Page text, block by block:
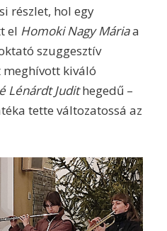
részlet, hol egy
el Homoki Nagy Máriaa
szuggesztív
meghívott kiváló
Lénárdt Judithegedű –
tette változatossá az